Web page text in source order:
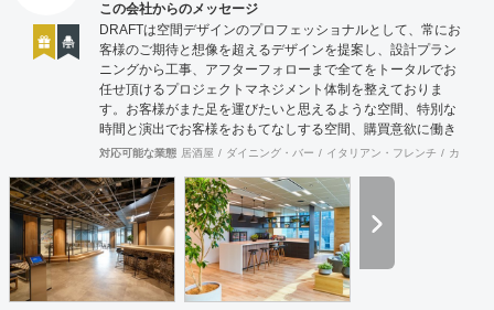
この会社からのメッセージ
DRAFTは空間デザインのプロフェッショナルとして、常にお
客様のご期待と想像を超えるデザインを提案し、設計プラン
ニングから工事、アフターフォローまで全てをトータルでお
任せ頂けるプロジェクトマネジメント体制を整えておりま
す。お客様がまた足を運びたいと思えるような空間、特別な
時間と演出でお客様をおもてなしする空間、購買意欲に働き
かけるレイアウトとVMD、ブランド力を高める空間演出な
持っております。 ご希望されるイメージ、コストに関する不
安要素、 新規オープン、移転・改装に関するスケジュール、
ほか不明点など、まずはお気軽にお問い合わせください。
対応可能な業態 居酒屋 ダイニング・バー イタリアン・フレンチ カフェ